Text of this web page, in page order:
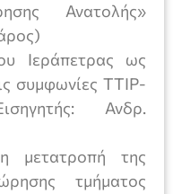
Ανατολής»
Ιεράπετρας ως
συμφωνίες TTIP-
Ανδρ.
μετατροπή της
τμήματος